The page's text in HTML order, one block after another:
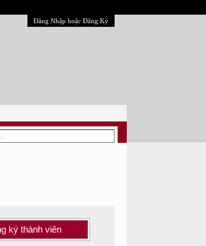
Đăng Nhập hoặc Đăng Ký
ký thành viên